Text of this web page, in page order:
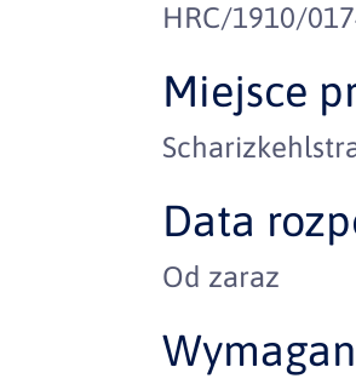
HRC/1910/
Miejsce
Data
Od zaraz